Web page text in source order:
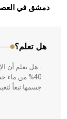
دمشق في
هل تعلم؟
بالعمارة
المعمار على
- هل تعلم أن
40% من ماء
جسمها تبعاً